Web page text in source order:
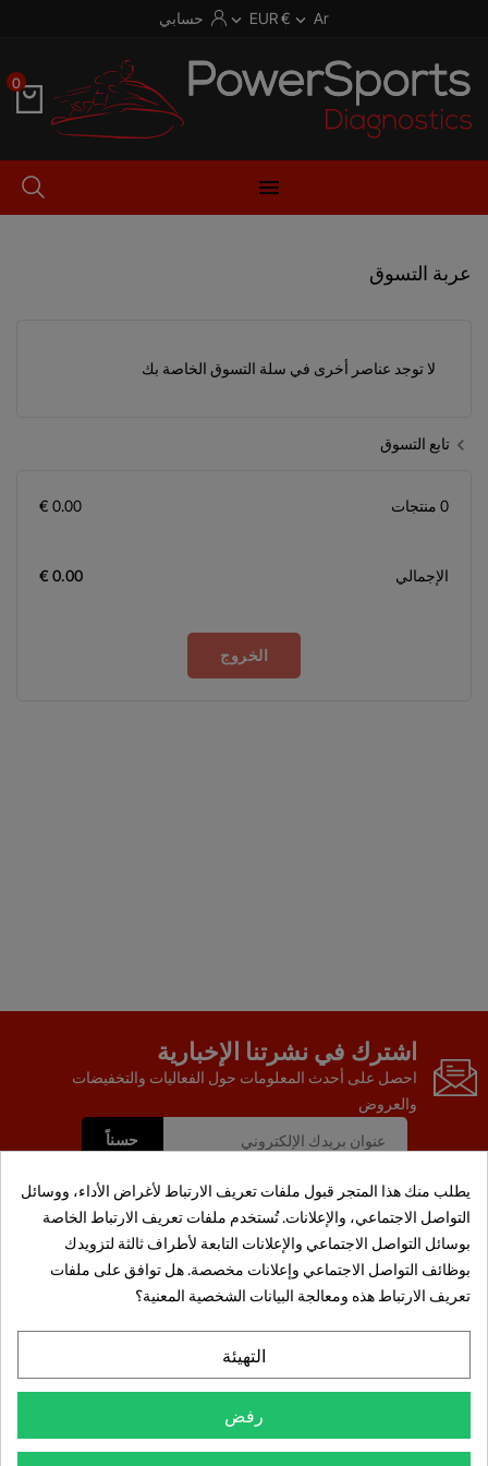
Ar

€ EUR
 حسابي
0

عربة التسوق
لا توجد عناصر أخرى في سلة التسوق الخاصة بك
chevron_left تابع التسوق
0 منتجات 0.00 €
الإجمالي 0.00 €
الخروج
اشترك في نشرتنا الإخبارية
احصل على أحدث المعلومات حول الفعاليات والتخفيضات
والعروض
المنتجات
معلومات
معلومات المتجر 
يطلب منك هذا المتجر قبول ملفات تعريف الارتباط لأغراض الأداء، ووسائل
التواصل الاجتماعي، والإعلانات. تُستخدم ملفات تعريف الارتباط الخاصة
بوسائل التواصل الاجتماعي والإعلانات التابعة لأطراف ثالثة لتزويدك
بوظائف التواصل الاجتماعي وإعلانات مخصصة. هل توافق على ملفات
تعريف الارتباط هذه ومعالجة البيانات الشخصية المعنية؟
التهيئة
رفض